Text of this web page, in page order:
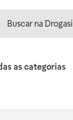
as categorias